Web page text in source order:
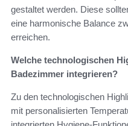
gestaltet werden. Diese
eine harmonische Balance
erreichen.
Welche technologischen
Badezimmer integrieren?
Zu den technologischen
mit personalisierten